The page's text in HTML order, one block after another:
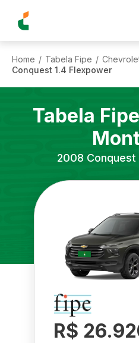
Home / Tabela Fipe /
Conquest 1.4 Flexpower
Tabela Fipe
2008 Conquest
R$